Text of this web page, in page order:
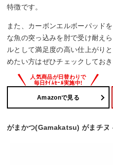
特徴です。
また、カーボンエルボーパッド
な魚の突っ込みを肘で受け耐え
ルとして満足度の高い仕上がり
めたい方はぜひチェックしておき
Amazonで見る
がまかつ(Gamakatsu) がまチヌ